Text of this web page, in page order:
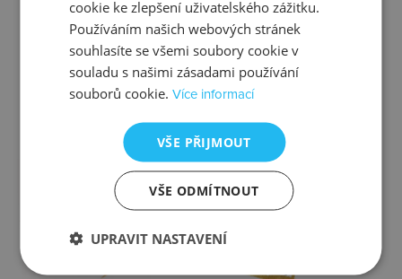
Kontrola Výměna
Balení
cookie ke zlepšení uživatelského zážitku.
Používáním našich webových stránek
souhlasíte se všemi soubory cookie v
souladu s našimi zásadami používání
souborů cookie.Více informací
VŠE PŘIJMOUT
VŠE ODMÍTNOUT
UPRAVIT NASTAVENÍ